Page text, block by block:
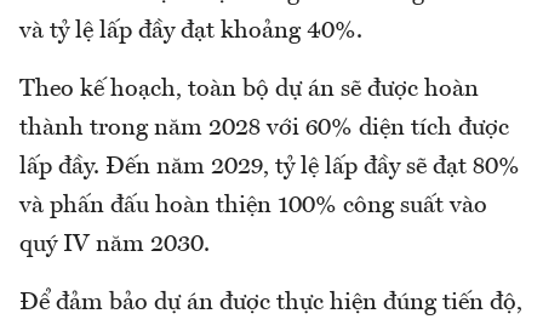
và tỷ lệ lấp đầy đạt khoảng 40%.
Theo kế hoạch, toàn bộ dự án sẽ được hoàn
thành trong năm 2028 với 60% diện tích được
lấp đầy. Đến năm 2029, tỷ lệ lấp đầy sẽ đạt 80%
và phấn đấu hoàn thiện 100% công suất vào
quý IV năm 2030.
Để đảm bảo dự án được thực hiện đúng tiến độ,